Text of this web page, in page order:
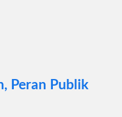
Peran Publik